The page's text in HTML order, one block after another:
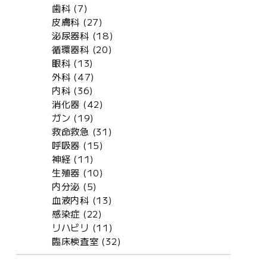
歯科 (7)
皮膚科 (27)
泌尿器科 (18)
循環器科 (20)
眼科 (13)
外科 (47)
内科 (36)
消化器 (42)
ガン (19)
救命救急 (31)
呼吸器 (15)
神経 (11)
生殖器 (10)
内分泌 (5)
血液内科 (13)
感染症 (22)
リハビリ (11)
臨床検査室 (32)